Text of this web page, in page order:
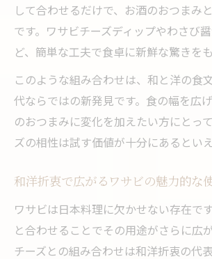
チーズとワサビの組み合わせ
利点
ワサビは体にいい？チーズと
健康志向にもおすすめなワサ
由
ワサビで健康的なおつまみを
楽しむ
お酒に合うワサビチーズおつ
して合わせるだけで、お酒のおつまみ
です。ワサビチーズディップやわさび
ど、簡単な工夫で食卓に新鮮な驚きを
このような組み合わせは、和と洋の食
代ならではの新発見です。食の幅を広
のおつまみに変化を加えたい方にとっ
ズの相性は試す価値が十分にあるとい
和洋折衷で広がるワサビの魅力的な
ワサビは日本料理に欠かせない存在で
と合わせることでその用途がさらに広
チーズとの組み合わせは和洋折衷の代